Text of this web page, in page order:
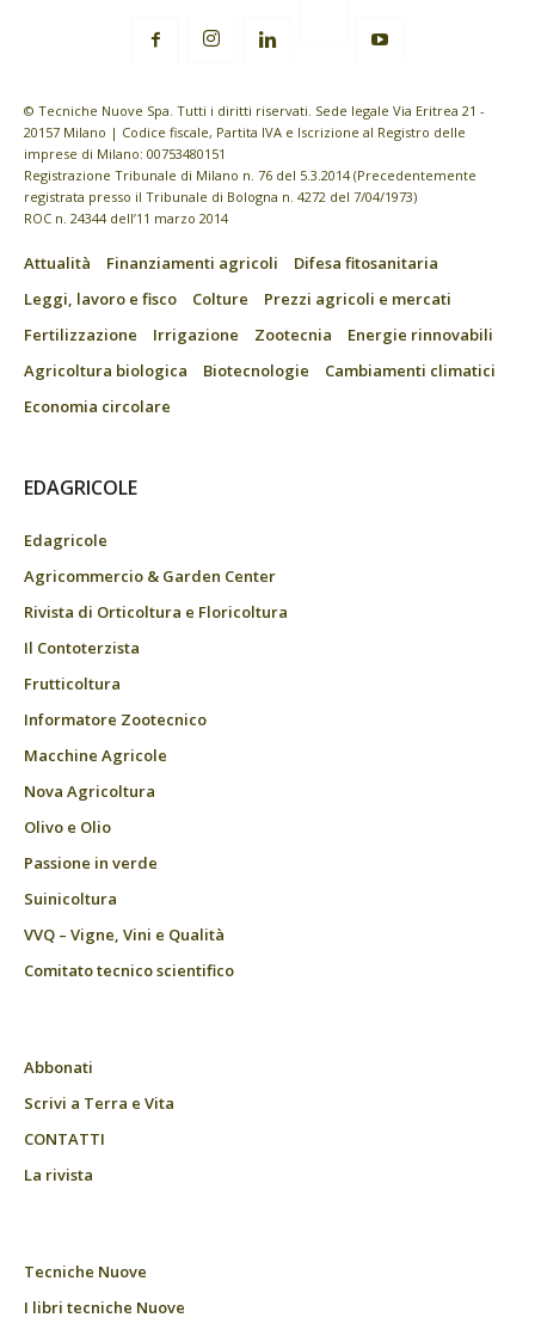
© Tecniche Nuove Spa. Tutti i diritti riservati. Sede legale Via Eritrea 21 -
20157 Milano | Codice fiscale, Partita IVA e Iscrizione al Registro delle
imprese di Milano: 00753480151
Registrazione Tribunale di Milano n. 76 del 5.3.2014 (Precedentemente
registrata presso il Tribunale di Bologna n. 4272 del 7/04/1973)
ROC n. 24344 dell’11 marzo 2014
Attualità Finanziamenti agricoli
Difesa fitosanitaria
Leggi, lavoro e fisco
Colture
Prezzi agricoli e mercati
Fertilizzazione
Irrigazione Zootecnia
Energie rinnovabili
Agricoltura biologica
Biotecnologie
Cambiamenti climatici
Economia circolare
EDAGRICOLE
Edagricole
Agricommercio & Garden Center
Rivista di Orticoltura e Floricoltura
Il Contoterzista
Frutticoltura
Informatore Zootecnico
Macchine Agricole
Nova Agricoltura
Olivo e Olio
Passione in verde
Suinicoltura
VVQ – Vigne, Vini e Qualità
Comitato tecnico scientifico
Abbonati
Scrivi a Terra e Vita
CONTATTI
La rivista
Tecniche Nuove
I libri tecniche Nuove